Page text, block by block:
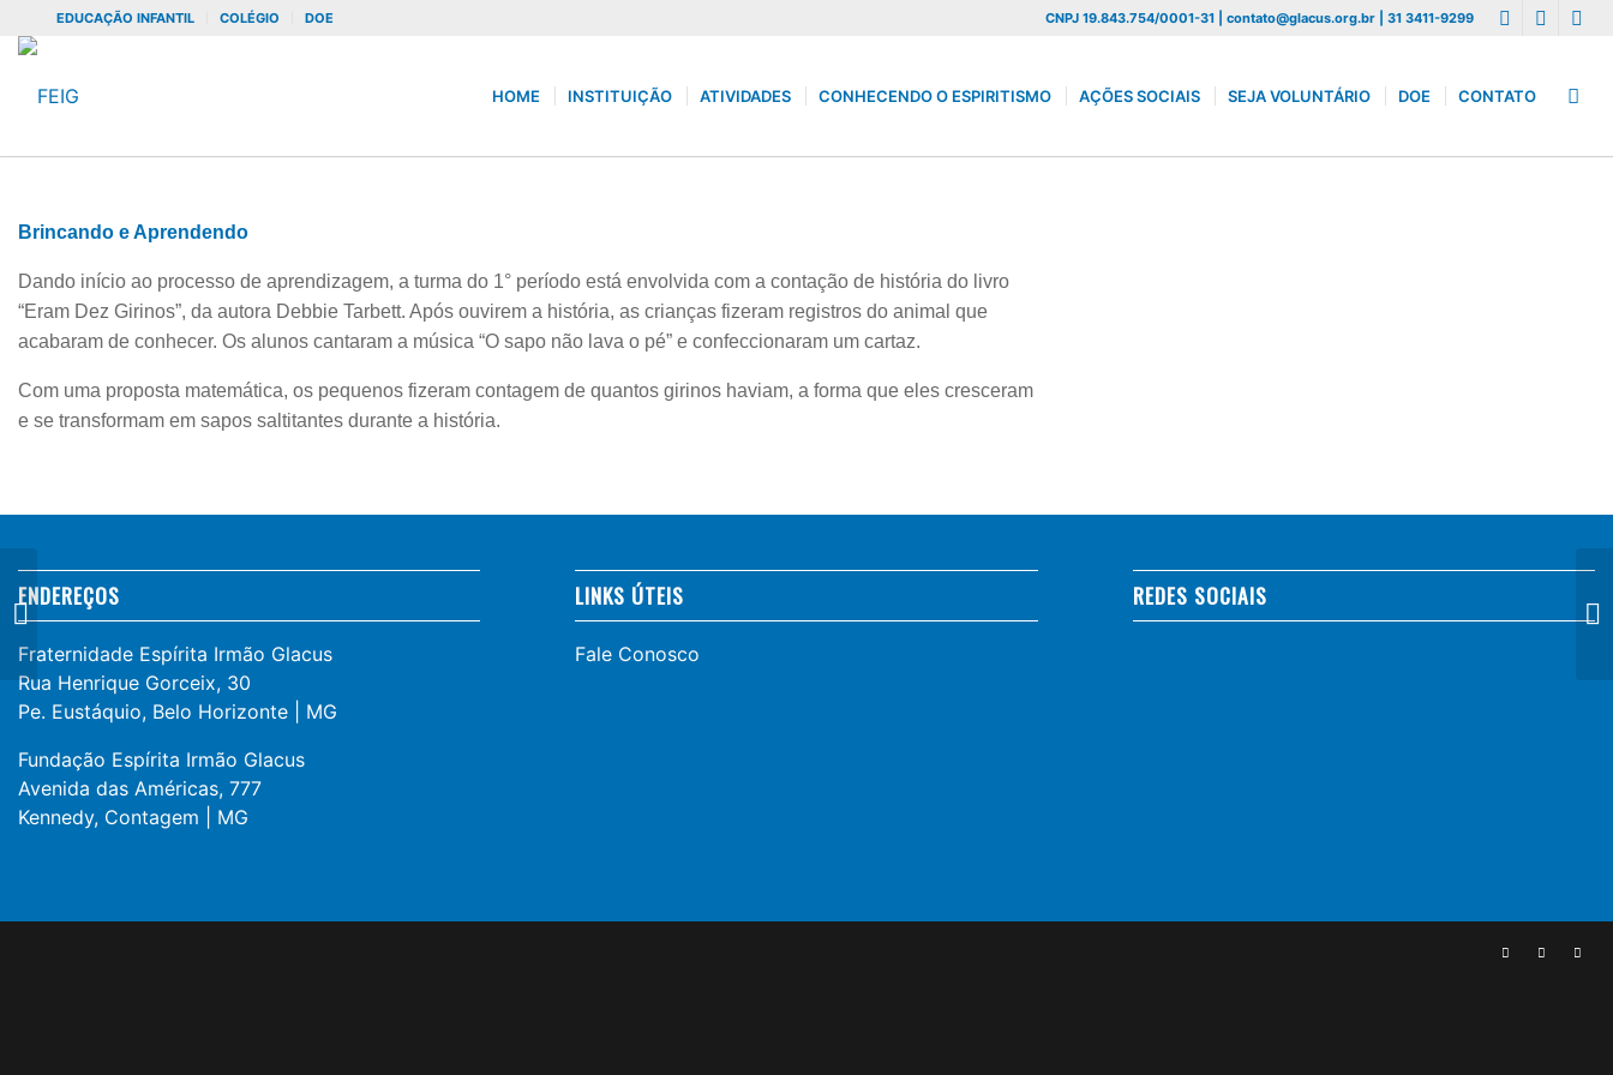
EDUCAÇÃO INFANTIL COLÉGIO DOE CNPJ 19.843.754/0001-31 | contato@glacus.org.br | 31 3411-9299
HOME INSTITUIÇÃO ATIVIDADES CONHECENDO O ESPIRITISMO AÇÕES SOCIAIS SEJA VOLUNTÁRIO DOE CONTATO
Brincando e Aprendendo
Dando início ao processo de aprendizagem, a turma do 1° período está envolvida com a contação de história do livro
“Eram Dez Girinos”, da autora Debbie Tarbett. Após ouvirem a história, as crianças fizeram registros do animal que
acabaram de conhecer. Os alunos cantaram a música “O sapo não lava o pé” e confeccionaram um cartaz.
Com uma proposta matemática, os pequenos fizeram contagem de quantos girinos haviam, a forma que eles cresceram
e se transformam em sapos saltitantes durante a história.
ENDEREÇOS
Fraternidade Espírita Irmão Glacus
Rua Henrique Gorceix, 30
Pe. Eustáquio, Belo Horizonte | MG
Fundação Espírita Irmão Glacus
Avenida das Américas, 777
Kennedy, Contagem | MG
LINKS ÚTEIS
Fale Conosco
REDES SOCIAIS
Obra de melhoria no
CEI